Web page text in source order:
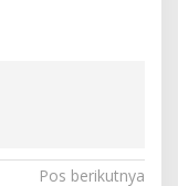
Pos berikutnya